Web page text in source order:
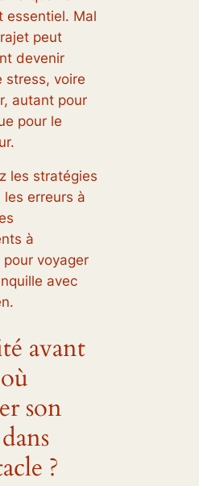
essentiel. Mal
peut
devenir
stress, voire
autant pour
pour le
les stratégies
erreurs à
à
pour voyager
avec
avant
son
?